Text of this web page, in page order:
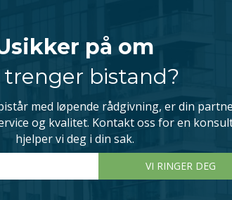
på om
bistand?
med løpende rådgivning, er din
og kvalitet. Kontakt oss for en
hjelper vi deg i din sak.